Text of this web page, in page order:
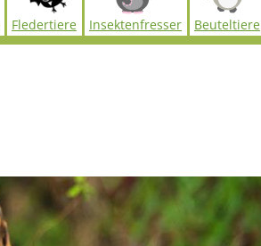
Fledertiere Insektenfresser Beuteltiere